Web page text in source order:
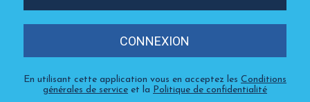
CONNEXION
En utilisant cette application vous en acceptez les Conditions
générales de service et la Politique de confidentialité